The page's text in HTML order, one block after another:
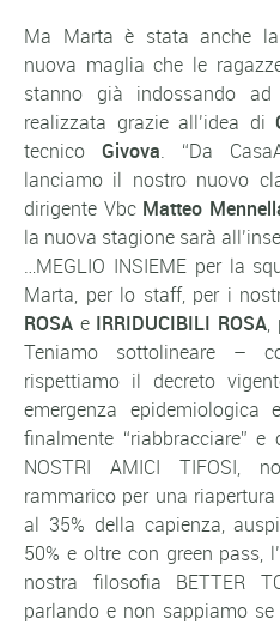
Ma Marta è stata anche
nuova maglia che le
stanno già indossando
realizzata grazie all’idea di
tecnico Givova. “Da
lanciamo il nostro nuovo
dirigente Vbc Matteo
la nuova stagione sarà
…MEGLIO INSIEME per la
Marta, per lo staff, per i
ROSA e IRRIDUCIBILI ROSA,
Teniamo sottolineare –
rispettiamo il decreto
emergenza
finalmente “riabbracciare”
NOSTRI AMICI TIFOSI,
rammarico per una
al 35% della capienza,
50% e oltre con green pass,
nostra filosofia BETTER
parlando e non sappiamo